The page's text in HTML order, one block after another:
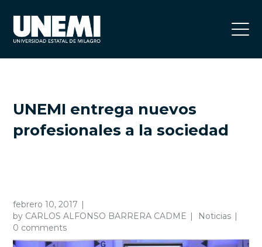
UNEMI entrega nuevos
profesionales a la sociedad
febrero 10, 2017
by CARLOS ALFONSO BARRERA CADME
Noticias
0 comments